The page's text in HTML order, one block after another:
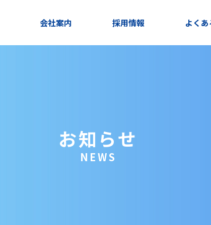
会社案内 採用情報 よく
お知らせ
NEWS